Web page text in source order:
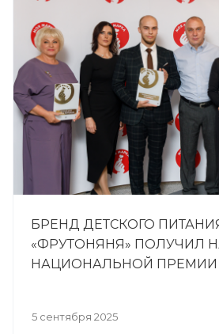
БРЕНД ДЕТСКОГО
«ФРУТОНЯНЯ» ПОЛУЧИЛ
НАЦИОНАЛЬНОЙ ПРЕМИИ
5 сентября 2025